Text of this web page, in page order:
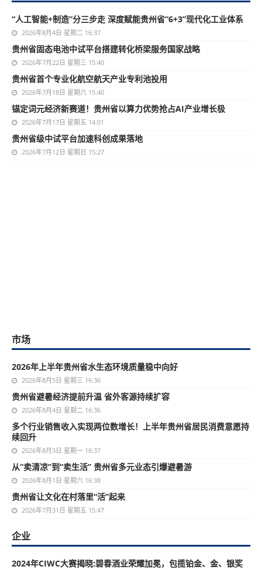
“人工智能+制造”分三步走 深度赋能贵州省“6+3”现代化工业体系
2026年8月4日 星期二 16:37
贵州省固态电池中试平台搭建转化桥梁服务国家战略
2026年7月22日 星期三 15:40
贵州省首个专业化航空航天产业专利池投用
2026年7月18日 星期六 15:40
锚定词元经济新赛道！贵州省以算力优势抢占AI产业增长极
2026年7月17日 星期五 14:01
贵州省级中试平台加速科创成果落地
2026年7月12日 星期日 15:27
市场
2026年上半年贵州省水生态环境质量稳中向好
2026年8月5日 星期三 16:36
贵州省避暑经济提前升温 省外客源持续扩容
2026年8月4日 星期二 16:36
多个行业销售收入实现两位数增长！上半年贵州省居民消费意愿持
续回升
2026年8月3日 星期一 16:37
从“卖清凉”到“卖生活” 贵州省多元业态引爆避暑游
2026年8月1日 星期六 16:38
贵州省让文化在村落里“活”起来
2026年7月31日 星期五 15:47
企业
2024年CIWC大赛揭晓:碧春酒业荣耀加冕，包揽铂金、金、银奖